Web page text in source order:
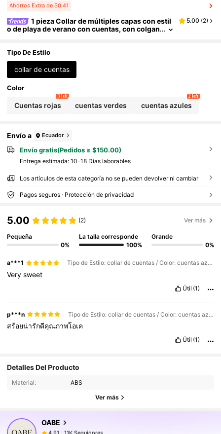
Ahorros Extra de $0.41
1 pieza Collar de múltiples capas con estil
o de playa de verano con cuentas, con colgan
s en la playa
5.00 (2)
Tipo De Estilo
collar de cuentas
Color
Cuentas rojas
3 left
cuentas verdes cuentas azules
2 left
Envío a Ecuador
Envío gratis(Pedidos ≥ $150.00)
Entrega estimada: 10-18 Días laborables
Los artículos de esta categoría no se pueden devolver ni cambiar
Pagos seguros · Protección de privacidad
5.00 (2) Ver más
Pequeña
0%
La talla corresponde
100%
Grande
0%
a***1 Tipo de Estilo: collar de cuentas / Color: cuentas azules
Verysweet
Útil (1)
p***n Tipo de Estilo: collar de cuentas / Color: cuentas azules
สร้อยน่ารักดีคุณภาพโอเค
Útil (1)
Detalles Del Producto
Material: ABS
Ver más
OABE
4.91 11K Seguidores
4.91
11K Seguidores